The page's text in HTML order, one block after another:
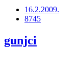
16.2.2009.
8745
gunjci